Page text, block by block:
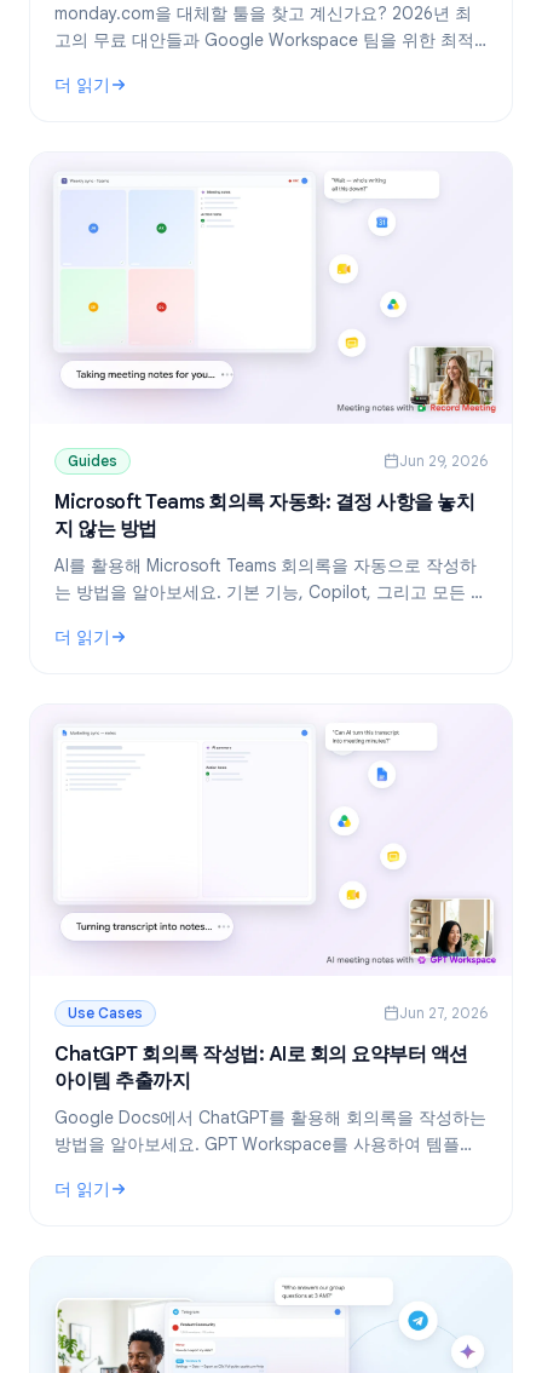
monday.com을 대체할 툴을 찾고 계신가요? 2026년 최
고의 무료 대안들과 Google Workspace 팀을 위한 최적
더 읽기
: 2026년 최고의 monday.com 대안: Google Workspace를 위
Guides Jun 29, 2026
Microsoft Teams 회의록 자동화: 결정 사항을 놓치
지 않는 방법
AI를 활용해 Microsoft Teams 회의록을 자동으로 작성하
는 방법을 알아보세요. 기본 기능, Copilot, 그리고 모든 요
더 읽기
: Microsoft Teams 회의록 자동화: 결정 사항을 놓치지 않는 방법
Use Cases Jun 27, 2026
ChatGPT 회의록 작성법: AI로 회의 요약부터 액션
아이템 추출까지
Google Docs에서 ChatGPT를 활용해 회의록을 작성하는
방법을 알아보세요. GPT Workspace를 사용하여 템플릿
는 노하우를 공개합니다.
더 읽기
: ChatGPT 회의록 작성법: AI로 회의 요약부터 액션 아이템 추출